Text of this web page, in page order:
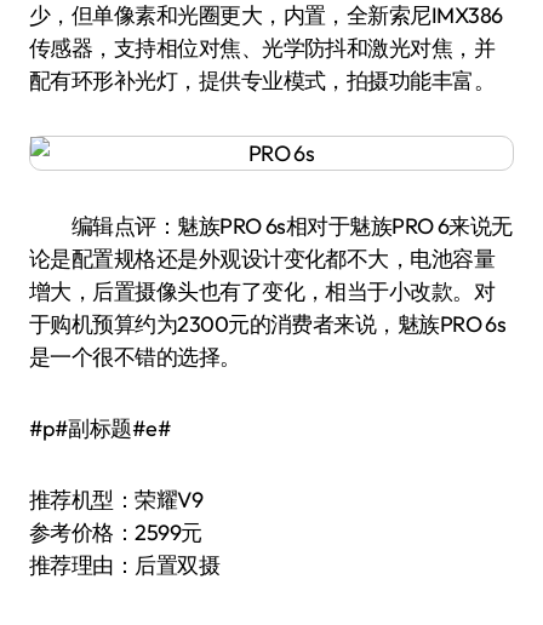
少，但单像素和光圈更大，内置，全新索尼IMX386
传感器，支持相位对焦、光学防抖和激光对焦，并
配有环形补光灯，提供专业模式，拍摄功能丰富。
编辑点评：魅族PRO 6s相对于魅族PRO 6来说无
论是配置规格还是外观设计变化都不大，电池容量
增大，后置摄像头也有了变化，相当于小改款。对
于购机预算约为2300元的消费者来说，魅族PRO 6s
是一个很不错的选择。
#p#副标题#e#
推荐机型：荣耀V9
参考价格：2599元
推荐理由：后置双摄